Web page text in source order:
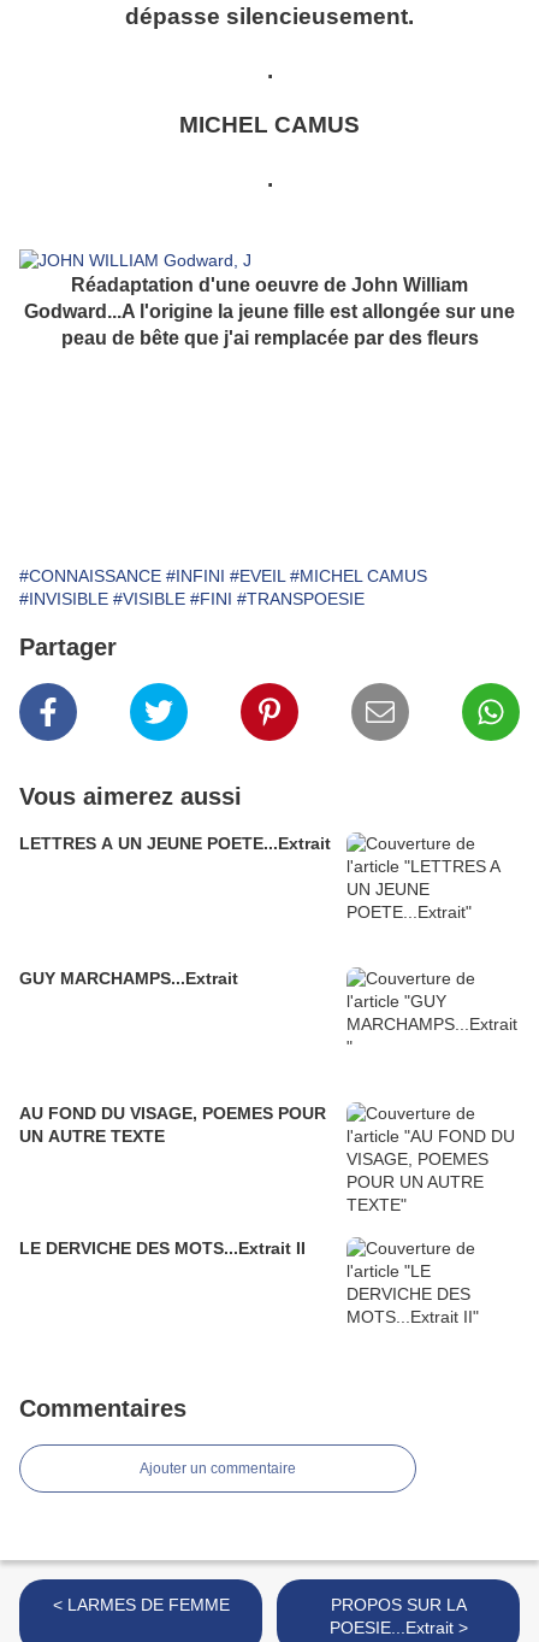
dépasse silencieusement.
.
MICHEL CAMUS
.
Réadaptation d'une oeuvre de John William
Godward...A l'origine la jeune fille est allongée sur une
peau de bête que j'ai remplacée par des fleurs
#CONNAISSANCE #INFINI #EVEIL #MICHEL CAMUS
#INVISIBLE #VISIBLE #FINI #TRANSPOESIE
Partager
Vous aimerez aussi
LETTRES A UN JEUNE POETE...Extrait
GUY MARCHAMPS...Extrait
AU FOND DU VISAGE, POEMES POUR
UN AUTRE TEXTE
LE DERVICHE DES MOTS...Extrait II
Commentaires
Ajouter un commentaire
< LARMES DE FEMME
PROPOS SUR LA
POESIE...Extrait >